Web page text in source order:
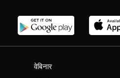
वेबिनार